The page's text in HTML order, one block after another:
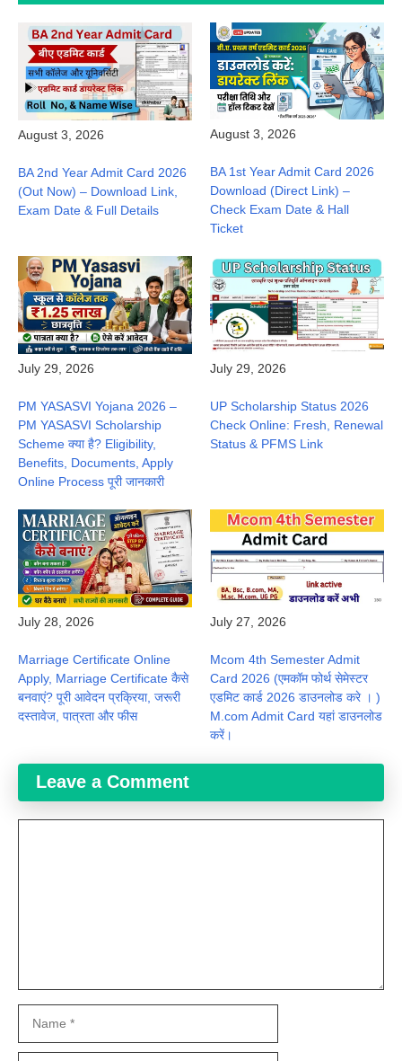
August 3, 2026
BA 2nd Year Admit Card 2026
(Out Now) – Download Link,
Exam Date & Full Details
August 3, 2026
BA 1st Year Admit Card 2026
Download (Direct Link) –
Check Exam Date & Hall
Ticket
July 29, 2026
PM YASASVI Yojana 2026 –
PM YASASVI Scholarship
Scheme क्या है? Eligibility,
Benefits, Documents, Apply
Online Process पूरी जानकारी
July 29, 2026
UP Scholarship Status 2026
Check Online: Fresh, Renewal
Status & PFMS Link
July 28, 2026
Marriage Certificate Online
Apply, Marriage Certificate कैसे
बनवाएं? पूरी आवेदन प्रक्रिया, जरूरी
दस्तावेज, पात्रता और फीस
July 27, 2026
Mcom 4th Semester Admit
Card 2026 (एमकॉम फोर्थ सेमेस्टर
एडमिट कार्ड 2026 डाउनलोड करे । )
M.com Admit Card यहां डाउनलोड
करें।
Leave a Comment